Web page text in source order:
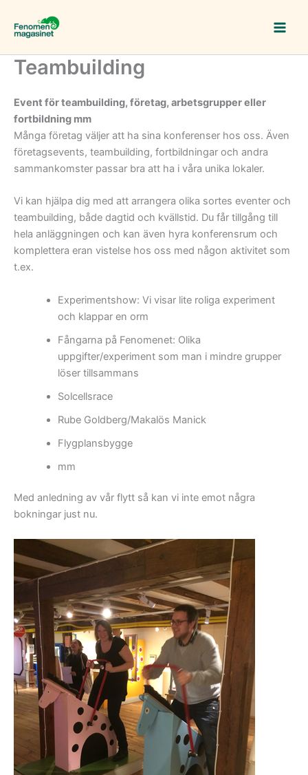
innehåll
Teambuilding
Event för teambuilding, företag, arbetsgrupper eller
fortbildning mm
Många företag väljer att ha sina konferenser hos oss. Även
företagsevents, teambuilding, fortbildningar och andra
sammankomster passar bra att ha i våra unika lokaler.
Vi kan hjälpa dig med att arrangera olika sortes eventer och
teambuilding, både dagtid och kvällstid. Du får tillgång till
hela anläggningen och kan även hyra konferensrum och
komplettera eran vistelse hos oss med någon aktivitet som
t.ex.
Experimentshow: Vi visar lite roliga experiment
och klappar en orm
Fångarna på Fenomenet: Olika
uppgifter/experiment som man i mindre grupper
löser tillsammans
Solcellsrace
Rube Goldberg/Makalös Manick
Flygplansbygge
mm
Med anledning av vår flytt så kan vi inte emot några
bokningar just nu.